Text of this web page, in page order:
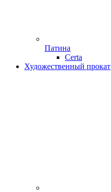
Патина
Certa
Художественный прокат